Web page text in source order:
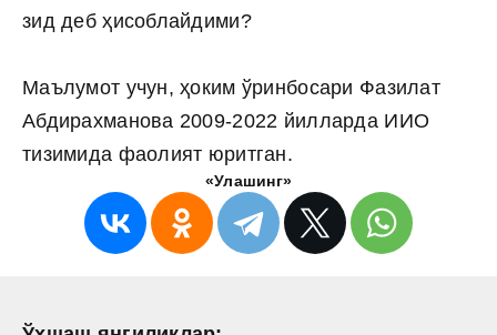
зид деб ҳисоблайдими?
Маълумот учун, ҳоким ўринбосари Фазилат
Абдирахманова 2009-2022 йилларда ИИО
тизимида фаолият юритган.
«Улашинг»